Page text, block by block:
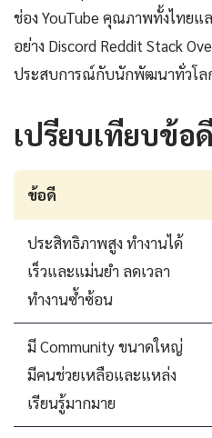
ช่อง YouTube คุณภาพทั้งไทยแ
อย่าง Discord Reddit Stack
ประสบการณ์กับนักพัฒนาทั่วโล
เปรียบเทียบข้อ
ข้อดี
ประสิทธิภาพสูง ทำงานได้
เร็วและแม่นยำ ลดเวลา
ทำงานซ้ำซ้อน
มี Community ขนาดใหญ่
มีคนช่วยเหลือและแหล่ง
เรียนรู้มากมาย